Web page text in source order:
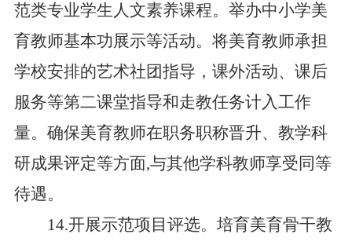
范类专业学生人文素养课程。举办中小学美
育教师基本功展示等活动。将美育教师承担
学校安排的艺术社团指导，课外活动、课后
服务等第二课堂指导和走教任务计入工作
量。确保美育教师在职务职称晋升、教学科
研成果评定等方面,与其他学科教师享受同等
待遇。
14.开展示范项目评选。培育美育骨干教